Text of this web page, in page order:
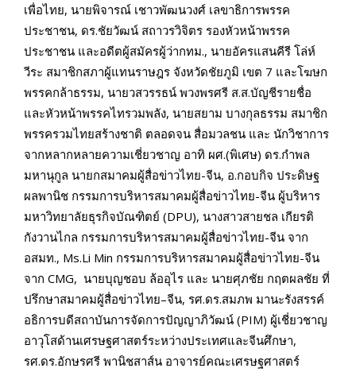
เพื่อไทย, นายพิจารณ์ เชาวพัฒนวงศ์ เลขาธิการพรรค
ประชาชน, ดร.ชัยวัฒน์ สถาวรวิจิตร รองหัวหน้าพรรค
ประชาชน และอดีตผู้สมัครผู้ว่ากทม., นายอัครแสนคีรี โล่ห์
วีระ สมาชิกสภาผู้แทนราษฎร จังหวัดชัยภูมิ เขต 7 และโฆษก
พรรคกล้าธรรม, นายวสวรรธน์ พวงพรศรี ส.ส.บัญชีรายชื่อ
และหัวหน้าพรรคไทรวมพลัง, นายสยาม บางกุลธรรม สมาชิก
พรรครวมไทยสร้างชาติ ตลอดจน สื่อมวลชน และ นักวิชาการ
จากหลากหลายความเชี่ยวชาญ อาทิ ผศ.(พิเศษ) ดร.กำพล
มหานุกูล นายกสมาคมผู้สื่อข่าวไทย-จีน, อ.กอบกิจ ประดิษฐ
ผลพานิช กรรมการบริหารสมาคมผู้สื่อข่าวไทย-จีน ผู้บริหาร
มหาวิทยาลัยธุรกิจบัณฑิตย์ (DPU), นางสาวสายชล เกียรติ
กังวานไกล กรรมการบริหารสมาคมผู้สื่อข่าวไทย-จีน จาก
อสมท., Ms.Li Min กรรมการบริหารสมาคมผู้สื่อข่าวไทย-จีน
จาก CMG, นายบุญชอบ ล้ออุไร และ นายศุภชัย กฤตผลชัย ที่
ปรึกษาสมาคมผู้สื่อข่าวไทย–จีน, รศ.ดร.สมภพ มานะรังสรรค์
อธิการบดีสถาบันการจัดการปัญญาภิวัฒน์ (PIM) ผู้เชี่ยวชาญ
อาวุโสด้านเศรษฐศาสตร์ระหว่างประเทศและจีนศึกษา,
รศ.ดร.อักษรศรี พานิชสาส์น อาจารย์คณะเศรษฐศาสตร์